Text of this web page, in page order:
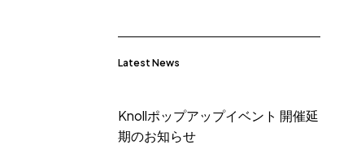
Latest News
Knollポップアップイベント 開催延
期のお知らせ